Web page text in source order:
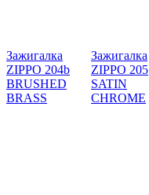
Зажигалка
ZIPPO 204b
BRUSHED
BRASS
Зажигалка
ZIPPO 205
SATIN
CHROME